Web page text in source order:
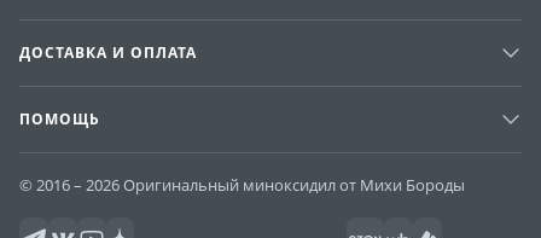
ДОСТАВКА И ОПЛАТА
ПОМОЩЬ
© 2016 – 2026 Оригинальный миноксидил от Михи Бороды